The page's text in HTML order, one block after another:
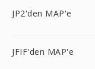
JP2'den MAP'e
JFIF'den MAP'e